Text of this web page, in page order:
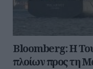
Bloomberg: Η
πλοίων προς τη